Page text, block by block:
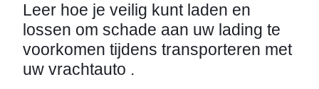
Leer hoe je veilig kunt laden en
lossen om schade aan uw lading te
voorkomen tijdens transporteren met
uw vrachtauto .